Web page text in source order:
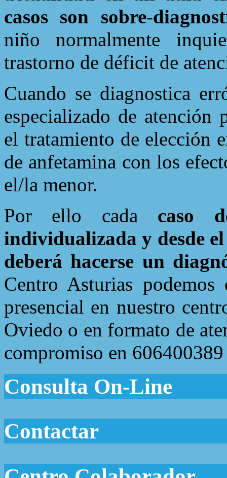
casos son sobre-
niño normalmente
trastorno de déficit de
Cuando se diagnostica
especializado de atención
el tratamiento de elección
de anfetamina con los
el/la menor.
Por ello cada caso
individualizada y desde
deberá hacerse un
Centro Asturias
presencial en nuestro
Oviedo o en formato de
compromiso en
Consulta On-Line
Contactar